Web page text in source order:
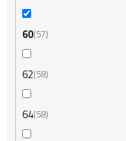
60 57
62 58
64 58